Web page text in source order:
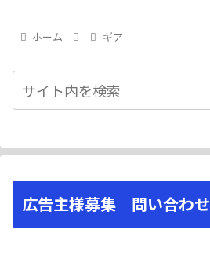
ホーム ギア
広告主様募集 問い合わせ